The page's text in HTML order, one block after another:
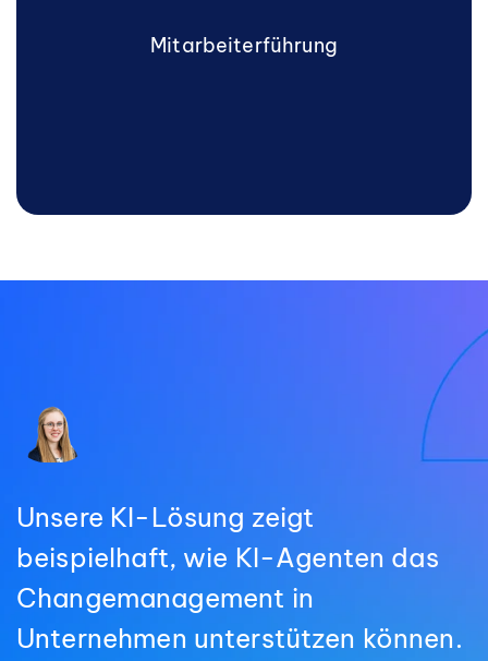
Mitarbeiterführung
Unsere KI-Lösung zeigt
beispielhaft, wie KI-Agenten das
Changemanagement in
Unternehmen unterstützen können.